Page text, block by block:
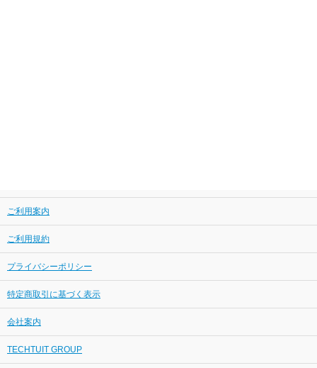
ご利用案内
ご利用規約
プライバシーポリシー
特定商取引に基づく表示
会社案内
TECHTUIT GROUP